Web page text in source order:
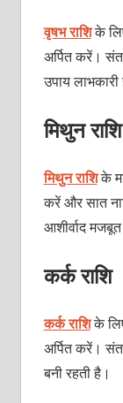
वृषभ राशिके
अर्पित करें।
उपाय लाभकारी
मिथुन राशि
मिथुन राशिके
करें और सात
आशीर्वाद
कर्क राशि
कर्क राशिके
अर्पित करें।
बनी रहती है।